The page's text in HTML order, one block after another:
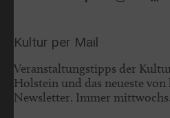
Kultur per Mail
Veranstaltungstipps der
Holstein und das neueste
Newsletter. Immer mittwochs.